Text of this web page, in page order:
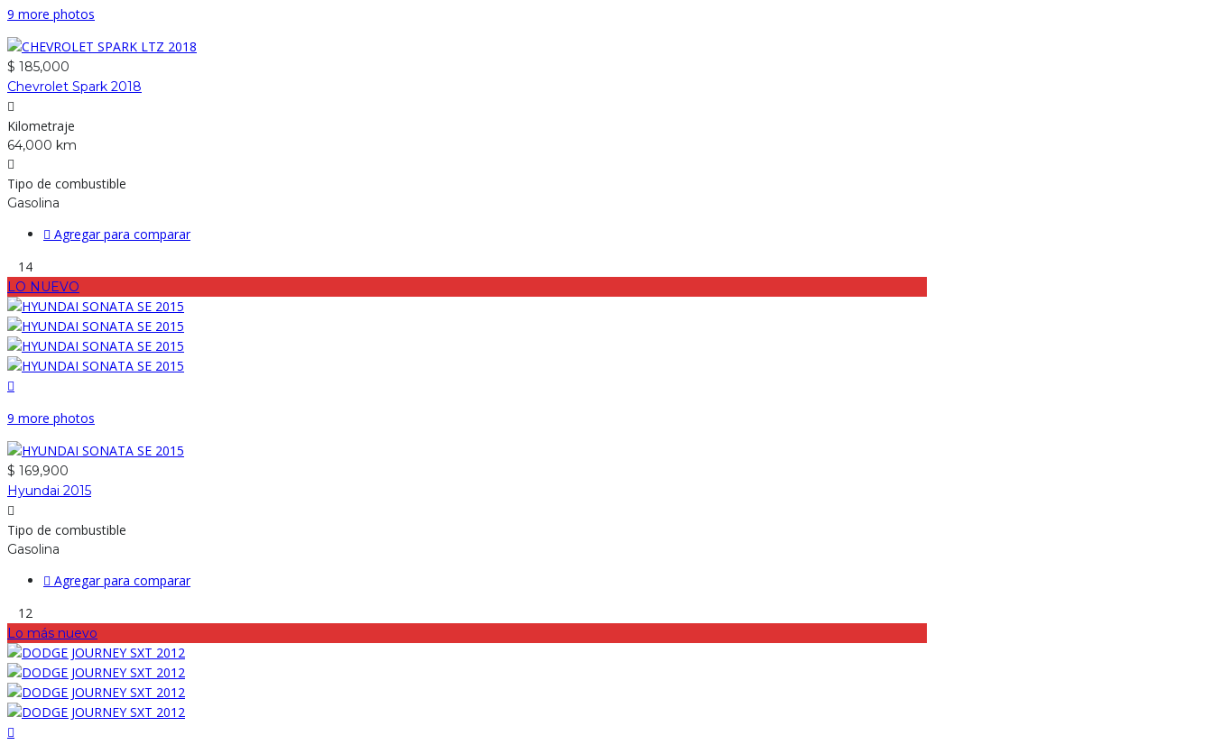
9 more photos
$ 185,000
Chevrolet Spark 2018
Kilometraje
64,000 km
Tipo de combustible
Gasolina
Agregar para comparar
14
LO NUEVO
9 more photos
$ 169,900
Hyundai 2015
Tipo de combustible
Gasolina
Agregar para comparar
12
Lo más nuevo